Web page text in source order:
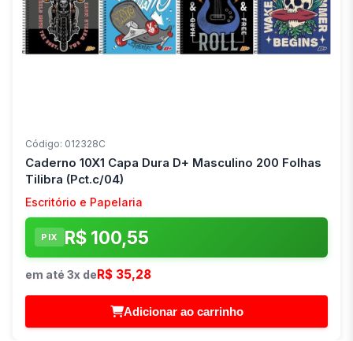
Código: 012328C
Caderno 10X1 Capa Dura D+ Masculino 200 Folhas
Tilibra (Pct.c/04)
Escritório e Papelaria
PIX R$ 100,55
em até 3x deR$ 35,28
Adicionar ao carrinho